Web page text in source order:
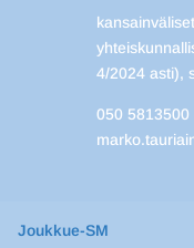
4/2024 asti),
050
Joukkue-SM